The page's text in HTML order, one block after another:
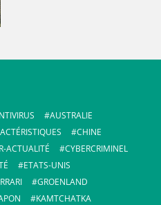
AUSTRALIE
CHINE
ACTUALITÉ
CYBERCRIMINEL
ETATS-UNIS
GROENLAND
KAMTCHATKA